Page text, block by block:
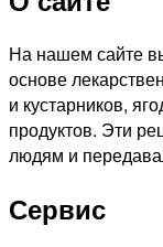
На нашем сайте
основе
и кустарников,
продуктов. Эти
людям и
Сервис